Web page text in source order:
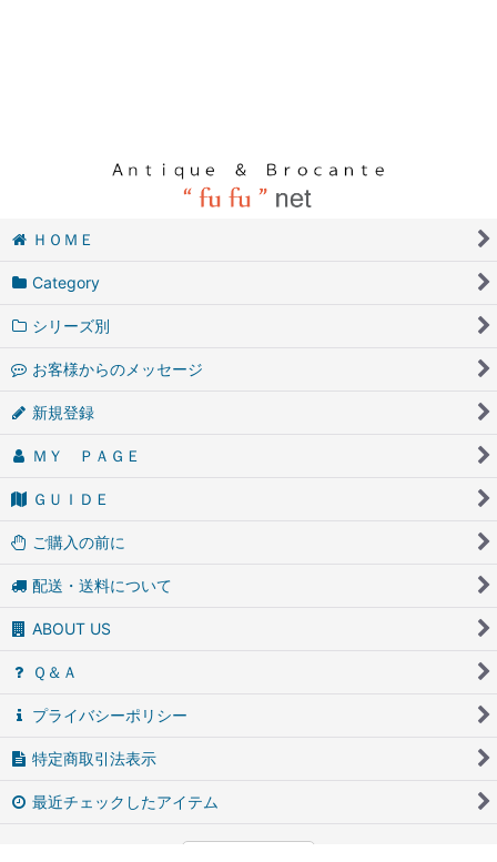
ＨＯＭＥ
Category
シリーズ別
お客様からのメッセージ
新規登録
ＭＹ ＰＡＧＥ
ＧＵＩＤＥ
ご購入の前に
配送・送料について
ABOUT US
Ｑ＆Ａ
プライバシーポリシー
特定商取引法表示
最近チェックしたアイテム